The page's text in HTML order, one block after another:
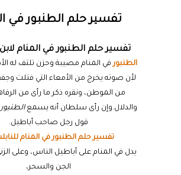
تفسير حلم الطنبور في
تفسير حلم الطنبور في المنام
الطنبورفي المنام مصيبة وحزن تلتف له
لأن صوته يخرج من الأمعاء التي فتلت
من الموطن، ونقره ذكر ما رأى من
والدلال.وإن رأى سلطان أنه يسمعالطنبور
قول رجل صاحب أباطيل.
تفسير حلم الطنبور في المنام
يدل في المنام على أباطيل الناس، وعلى
الجن والسحر،